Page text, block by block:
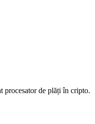
procesator de plăți în cripto.